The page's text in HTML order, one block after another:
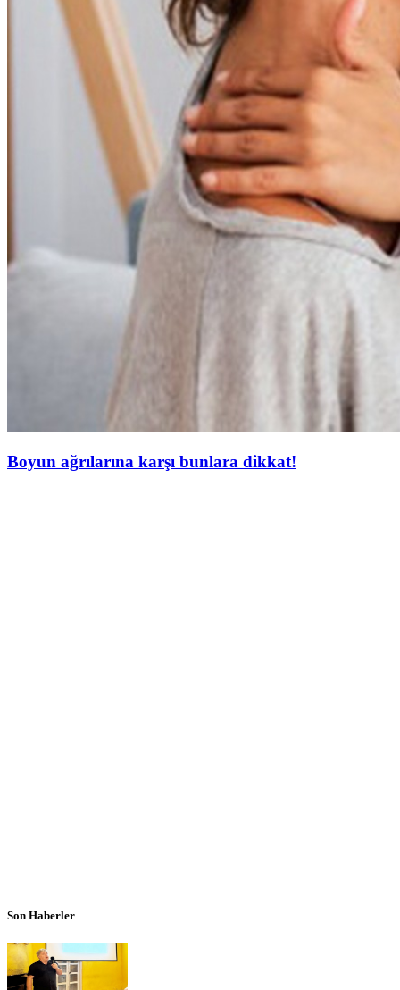
Boyun ağrılarına karşı bunlara dikkat!
Son Haberler